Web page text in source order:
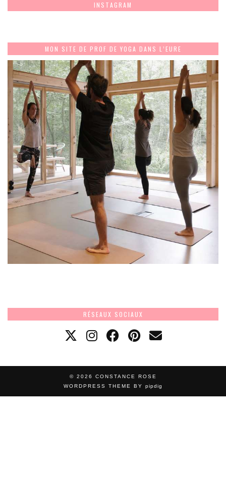
INSTAGRAM
MON SITE DE PROF DE YOGA DANS L’EURE
RÉSEAUX SOCIAUX
© 2026 CONSTANCE ROSE
WORDPRESS THEME BY pipdig